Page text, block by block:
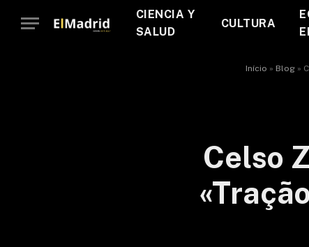
CIENCIA Y
SALUD
CULTURA
Início » Blog »
Celso